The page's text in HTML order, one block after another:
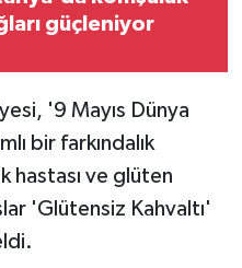
güçleniyor
'9 Mayıs Dünya
bir farkındalık
hastası ve glüten
'Glütensiz Kahvaltı'